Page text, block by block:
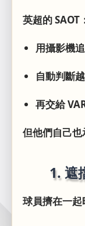
英超的 SAOT
用攝影機
自動判斷
再交給
但他們自己也
1. 遮
球員擠在一起